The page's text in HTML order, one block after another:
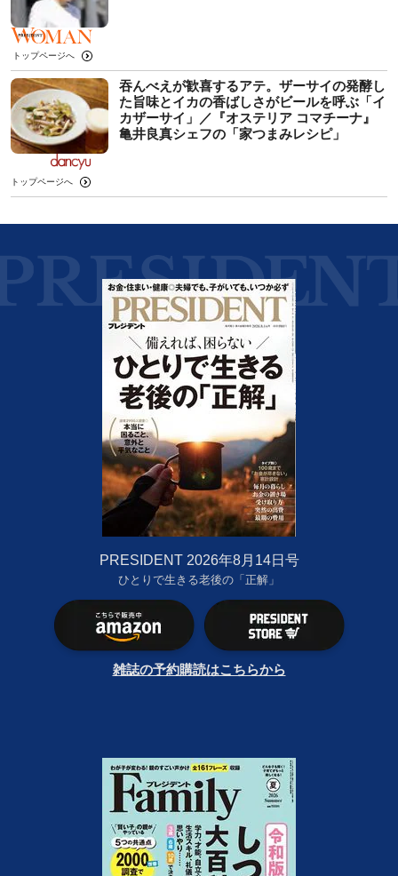
トップページへ
吞んべえが歓喜するアテ。ザーサイの発酵し
た旨味とイカの香ばしさがビールを呼ぶ「イ
カザーサイ」／『オステリア コマチーナ』
⻲井良真シェフの「家つまみレシピ」
トップページへ
PRESIDENT 2026年8月14日号
ひとりで生きる老後の「正解」
雑誌の予約購読はこちらから